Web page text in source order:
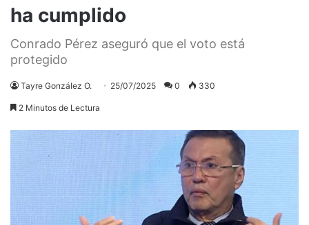
ha cumplido
Conrado Pérez aseguró que el voto está
protegido
Tayre González O. 25/07/2025 0 330
2 Minutos de Lectura